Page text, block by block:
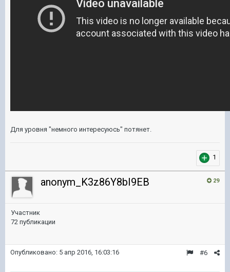
Для уровня "немного интересуюсь" потянет.
1
29
anonym_K3z86Y8bI9EB
Участник
72 публикации
#6
Опубликовано: 5 апр 2016, 16:03:16